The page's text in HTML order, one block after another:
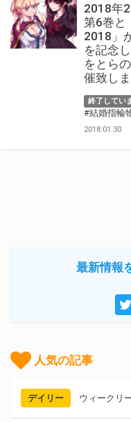
2018年
第6巻と
2018」
を記念
をとら
催致しま
終了してい
#結婚指輪
2018.01.30
最新情報
人気の記事
デイリー ウィークリ